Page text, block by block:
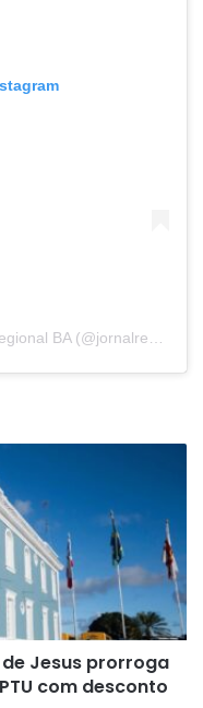
Jesus prorroga
com desconto